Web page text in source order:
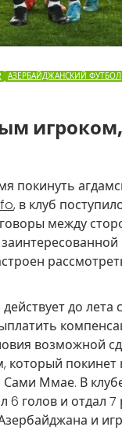
АЗЕРБАЙДЖАНСКИЙ ФУТБОЛ
, в клуб
между
до лета
возможной
который покинет
Ммае. В
6 голов и отдал 7
и